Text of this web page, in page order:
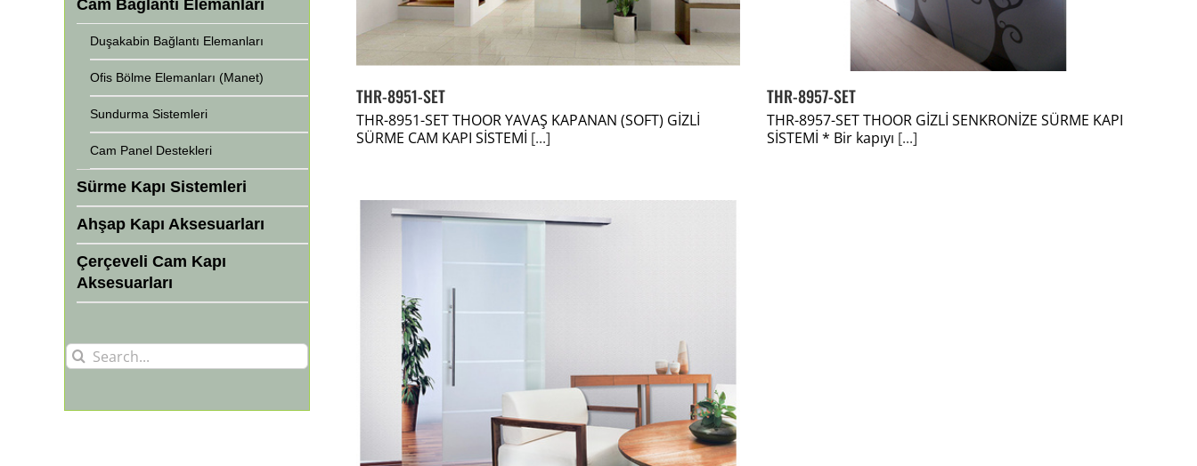
THR-8951-SET
THR-8951-SET THOOR YAVAŞ KAPANAN (SOFT) GİZLİ
SÜRME CAM KAPI SİSTEMİ [...]
THR-8957-SET
THR-8957-SET THOOR GİZLİ SENKRONİZE SÜRME KAPI
SİSTEMİ * Bir kapıyı [...]
Cam Bağlantı Elemanları
Duşakabin Bağlantı Elemanları
Ofis Bölme Elemanları (Manet)
Sundurma Sistemleri
Cam Panel Destekleri
Sürme Kapı Sistemleri
Ahşap Kapı Aksesuarları
Çerçeveli Cam Kapı
Aksesuarları
Search
for: